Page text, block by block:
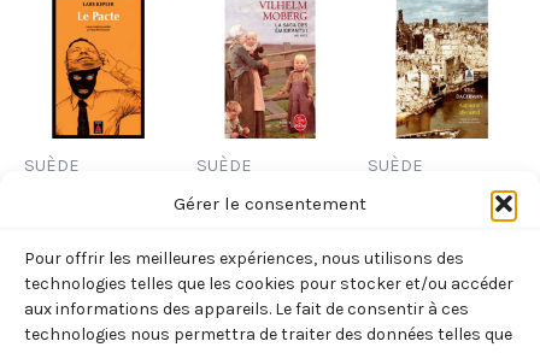
Gérer le consentement
Pour offrir les meilleures expériences, nous utilisons des
technologies telles que les cookies pour stocker et/ou accéder
aux informations des appareils. Le fait de consentir à ces
technologies nous permettra de traiter des données telles que
SUÈDE
10,30 € TTC
Ajouter
SUÈDE
AU PAYS (LA
EMIGRANTS,
TOME 1)
(MOBERG
SUÈDE
(STIG
DAGERMAN)
7,10€ TTC